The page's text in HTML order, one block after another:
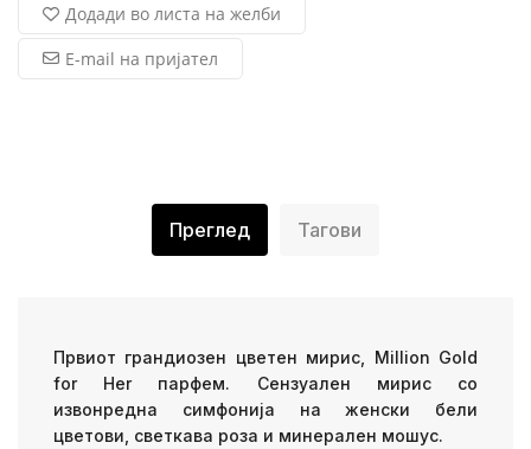
Додади во листа на желби
E-mail на пријател
Преглед Тагови
Првиот грандиозен цветен мирис, Million Gold
for Her парфем. Сензуален мирис со
извонредна симфонија на женски бели
цветови, светкава роза и минерален мошус.